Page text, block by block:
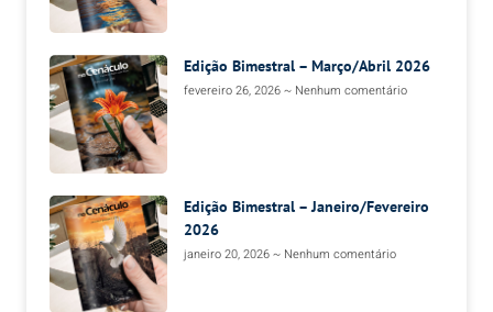
Edição Bimestral – Março/Abril 2026
fevereiro 26, 2026 Nenhum comentário
Edição Bimestral – Janeiro/Fevereiro
2026
janeiro 20, 2026 Nenhum comentário